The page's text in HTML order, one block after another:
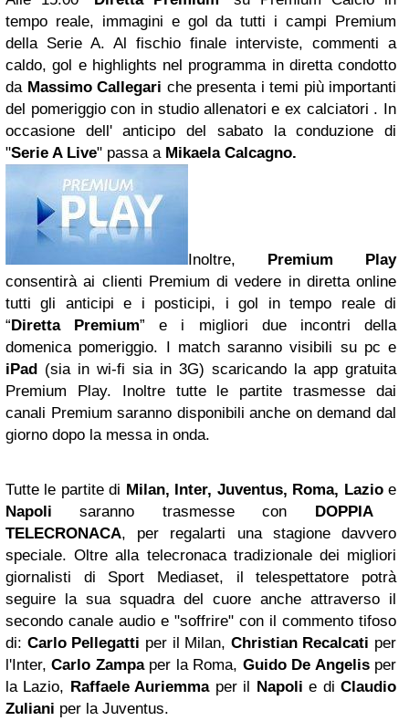
tempo reale, immagini e gol da tutti i campi Premium
della Serie A. Al fischio finale interviste, commenti a
caldo, gol e highlights nel programma in diretta condotto
da Massimo Callegari che presenta i temi più importanti
del pomeriggio con in studio allenatori e ex calciatori . In
occasione dell' anticipo del sabato la conduzione di
"Serie A Live" passa a Mikaela Calcagno.
Inoltre, Premium Play
consentirà ai clienti Premium di vedere in diretta online
tutti gli anticipi e i posticipi, i gol in tempo reale di
“Diretta Premium” e i migliori due incontri della
domenica pomeriggio. I match saranno visibili su pc e
iPad (sia in wi-fi sia in 3G) scaricando la app gratuita
Premium Play. Inoltre tutte le partite trasmesse dai
canali Premium saranno disponibili anche on demand dal
giorno dopo la messa in onda.
Tutte le partite di Milan, Inter, Juventus, Roma, Lazioe
Napoli saranno trasmesse con DOPPIA
TELECRONACA, per regalarti una stagione davvero
speciale. Oltre alla telecronaca tradizionale dei migliori
giornalisti di Sport Mediaset, il telespettatore potrà
seguire la sua squadra del cuore anche attraverso il
secondo canale audio e "soffrire" con il commento tifoso
di: Carlo Pellegatti per il Milan, Christian Recalcati per
l'Inter,Carlo Zampaper la Roma, Guido De Angelisper
la Lazio, Raffaele Auriemmaper il Napoli e diClaudio
Zuliani per la Juventus.